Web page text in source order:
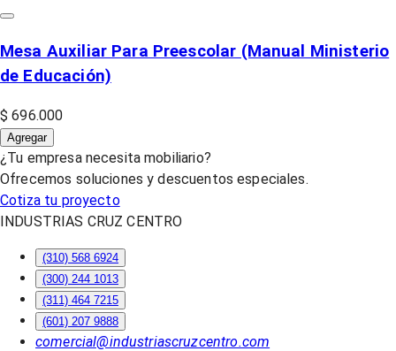
Mesa Auxiliar Para Preescolar (Manual Ministerio
de Educación)
$ 696.000
Agregar
¿Tu empresa necesita mobiliario?
Ofrecemos soluciones y descuentos especiales.
Cotiza tu proyecto
INDUSTRIAS CRUZ CENTRO
(310) 568 6924
(300) 244 1013
(311) 464 7215
(601) 207 9888
comercial@industriascruzcentro.com